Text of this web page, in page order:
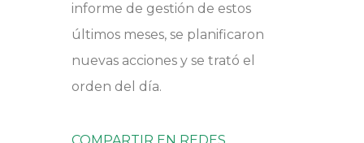
informe de gestión de estos
últimos meses, se planificaron
nuevas acciones y se trató el
orden del día.